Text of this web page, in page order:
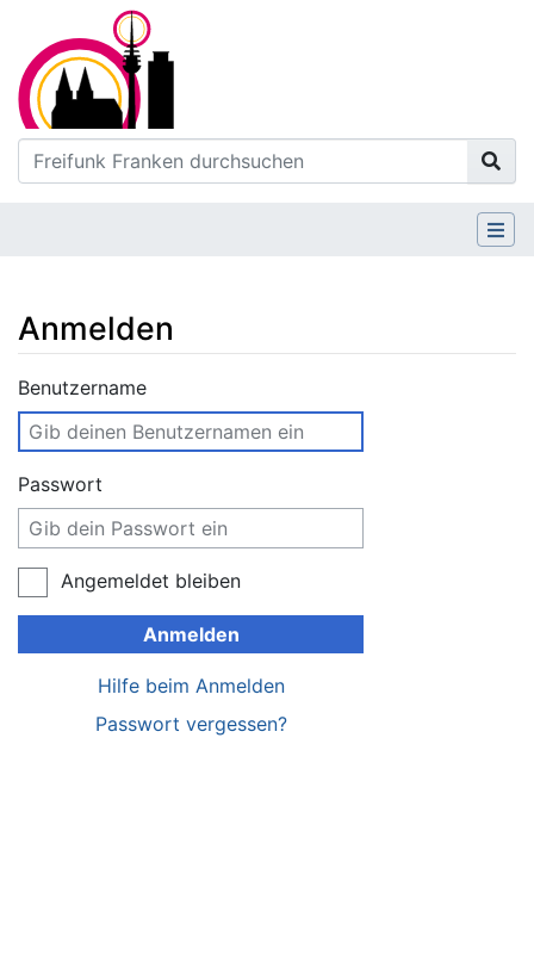
Anmelden
Wechseln zu:Navigation
Benutzername
Passwort
Angemeldet bleiben
Anmelden
Hilfe beim Anmelden
Passwort vergessen?